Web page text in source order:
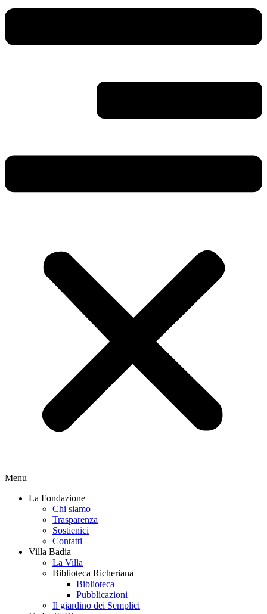
Menu
La Fondazione
Chi siamo
Trasparenza
Sostienici
Contatti
Villa Badia
La Villa
Biblioteca Richeriana
Biblioteca
Pubblicazioni
Il giardino dei Semplici